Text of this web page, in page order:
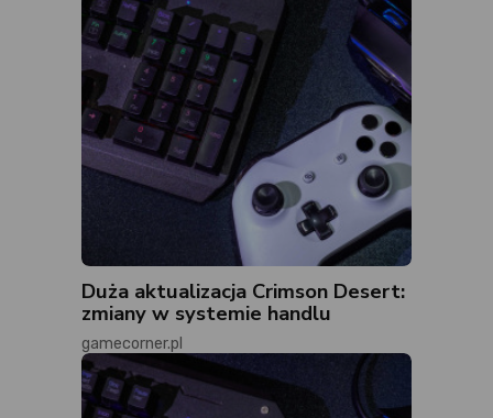
Duża aktualizacja Crimson Desert:
zmiany w systemie handlu
gamecorner.pl